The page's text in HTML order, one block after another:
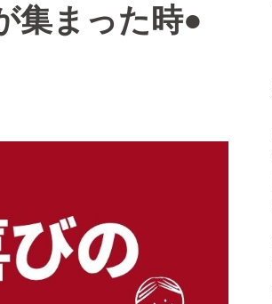
集まった時●